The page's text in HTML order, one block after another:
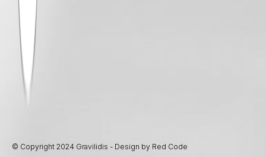
© Copyright 2024 Gravilidis - Design by Red Code